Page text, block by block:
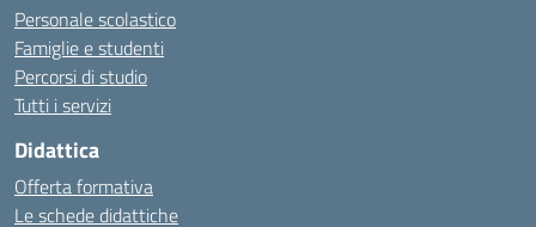
Personale scolastico
Famiglie e studenti
Percorsi di studio
Tutti i servizi
Didattica
Offerta formativa
Le schede didattiche